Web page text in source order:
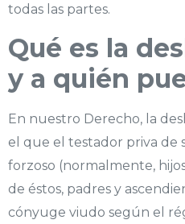
todas las partes.
Qué es la
y a quién
En nuestro Derecho, la
el que el testador priva de
forzoso (normalmente,
de éstos, padres y
cónyuge viudo según el